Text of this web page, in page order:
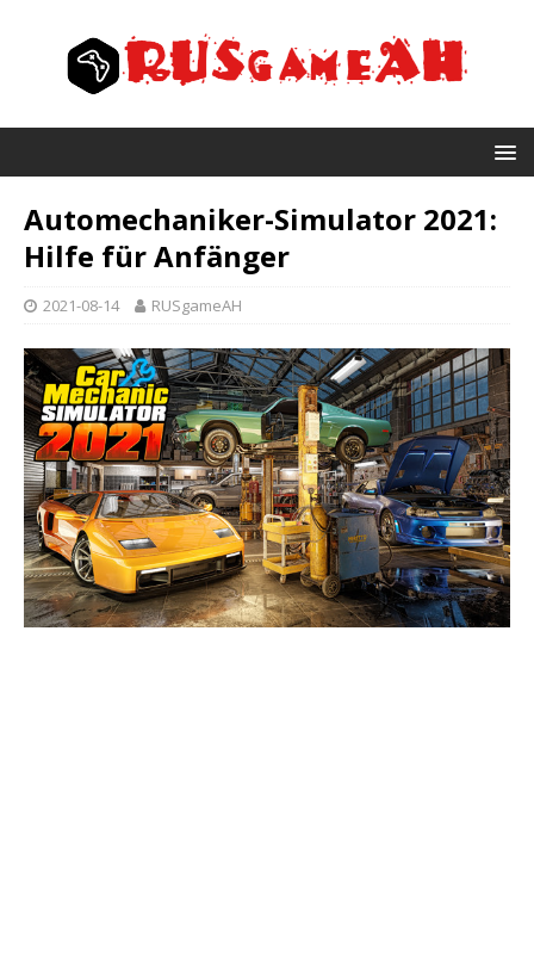
Automechaniker-Simulator 2021:
Hilfe für Anfänger
2021-08-14 RUSgameAH